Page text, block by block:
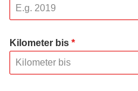
Kilometer bis *